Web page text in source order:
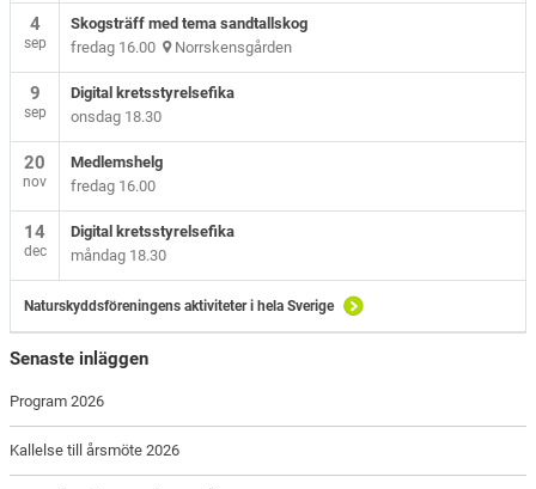
4
sep
Skogsträff med tema sandtallskog
fredag 16.00 Norrskensgården
9
sep
Digital kretsstyrelsefika
onsdag 18.30
20
nov
Medlemshelg
fredag 16.00
14
dec
Digital kretsstyrelsefika
måndag 18.30
Naturskyddsföreningens aktiviteter i hela Sverige
Senaste inläggen
Program 2026
Kallelse till årsmöte 2026